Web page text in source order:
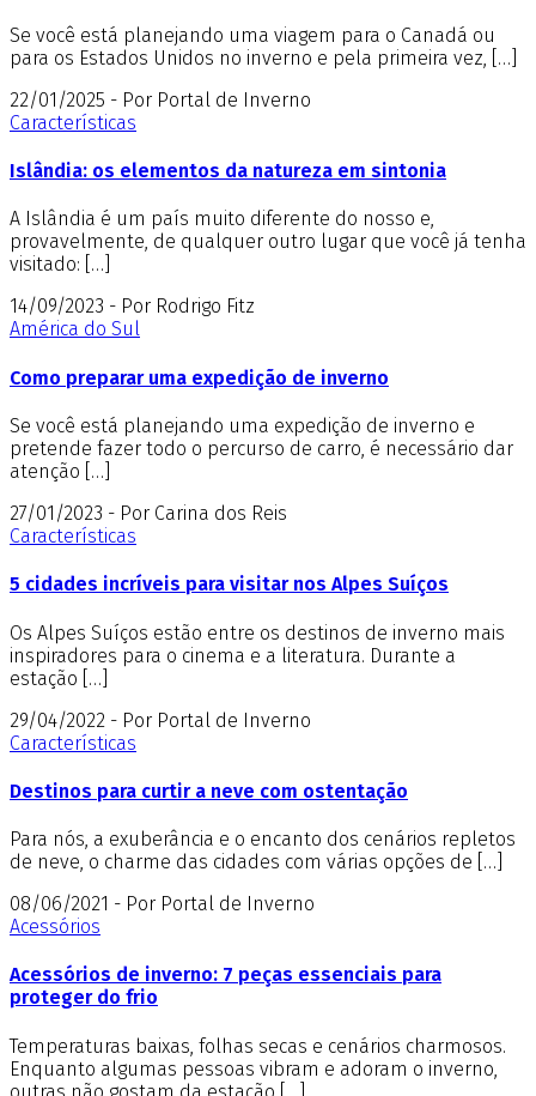
Se você está planejando uma viagem para o Canadá ou
para os Estados Unidos no inverno e pela primeira vez, […]
22/01/2025 - Por Portal de Inverno
Características
Islândia: os elementos da natureza em sintonia
A Islândia é um país muito diferente do nosso e,
provavelmente, de qualquer outro lugar que você já tenha
visitado: […]
14/09/2023 - Por Rodrigo Fitz
América do Sul
Como preparar uma expedição de inverno
Se você está planejando uma expedição de inverno e
pretende fazer todo o percurso de carro, é necessário dar
atenção […]
27/01/2023 - Por Carina dos Reis
Características
5 cidades incríveis para visitar nos Alpes Suíços
Os Alpes Suíços estão entre os destinos de inverno mais
inspiradores para o cinema e a literatura. Durante a
estação […]
29/04/2022 - Por Portal de Inverno
Características
Destinos para curtir a neve com ostentação
Para nós, a exuberância e o encanto dos cenários repletos
de neve, o charme das cidades com várias opções de […]
08/06/2021 - Por Portal de Inverno
Acessórios
Acessórios de inverno: 7 peças essenciais para
proteger do frio
Temperaturas baixas, folhas secas e cenários charmosos.
Enquanto algumas pessoas vibram e adoram o inverno,
outras não gostam da estação […]